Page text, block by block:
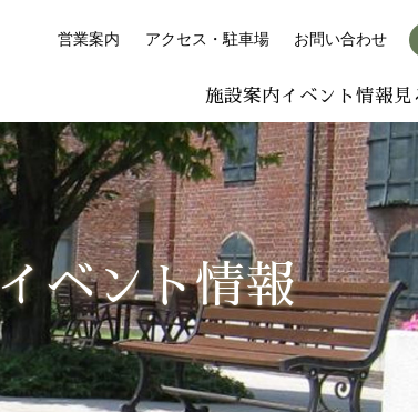
営業案内 アクセス・駐車場 お問い合わせ
施設案内イベント情報 見
け体験コーナー プレミアム絵付け体験
(PDF:2.7MB)한국어 (PDF:609KB)ภาษาไทย
イベント情報